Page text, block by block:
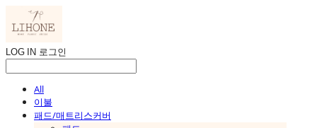
LOG IN 로그인
All
이불
패드/매트리스커버